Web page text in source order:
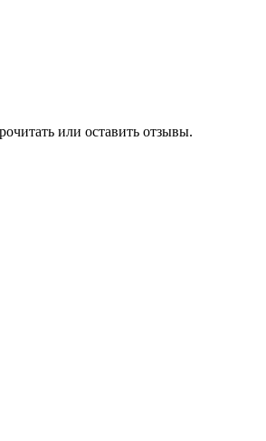
или оставить отзывы.